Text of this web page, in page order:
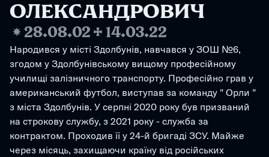
ОЛЕКСАНДРОВИЧ
❋28.08.02 ✢ 14.03.22
Народився у місті Здолбунів, навчався у ЗОШ №6,
згодом у Здолбунівському вищому професійному
училищі залізничного транспорту. Професійно грав у
американський футбол, виступав за команду " Орли "
з міста Здолбунів. У серпні 2020 року був призваний
на строкову службу, з 2021 року - служба за
контрактом. Проходив її у 24-й бригаді ЗСУ. Майже
через місяць, захищаючи країну від російських